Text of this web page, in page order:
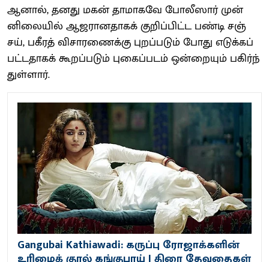
ஆனால், தனது மகன் தாமாகவே போலீ​ஸார் முன்​
னிலை​யில் ஆஜரான​தாகக் குறிப்​பிட்ட பண்டி சஞ்​
சய், பகீரத் வி​சா​ரணைக்கு புறப்​படும் போது எடுக்​கப்​
பட்​ட​தாகக் கூறப்​படும்​ புகைப்​படம்​ ஒன்​றை​யும்​ பகிர்ந்​
துள்​ளார்​.
Gangubai Kathiawadi: கருப்பு ரோஜாக்களின்